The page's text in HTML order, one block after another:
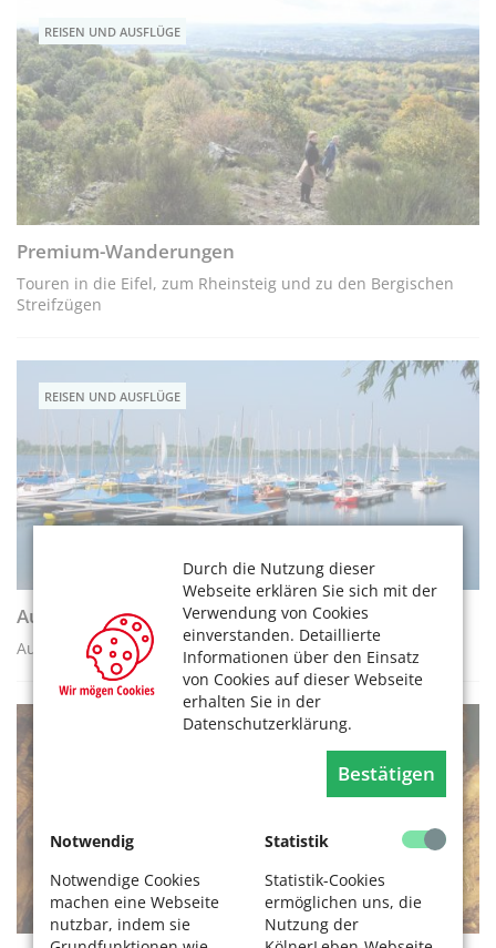
Durch die Nutzung dieser
Webseite erklären Sie sich mit der
Verwendung von Cookies
einverstanden. Detaillierte
Informationen über den Einsatz
von Cookies auf dieser Webseite
erhalten Sie in der
Datenschutzerklärung.
Bestätigen
Notwendig
Notwendige Cookies
machen eine Webseite
nutzbar, indem sie
Statistik
Statistik-Cookies
ermöglichen uns, die
Nutzung der
REISEN UND AUSFLÜGE
Premium-Wanderungen
Touren in die Eifel, zum Rheinsteig und zu den Bergischen
Streifzügen
REISEN UND AUSFLÜGE
Auf zum Südsee - nach Xanten am Niederrhein
Ausflugstipp: Ein Hauch von Mittelmeer